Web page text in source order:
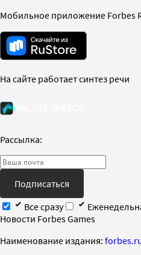
Мобильное приложение Forbes
На сайте работает синтез речи
Рассылка:
Подписаться
Все сразу
Новости Forbes Games
Наименование издания: